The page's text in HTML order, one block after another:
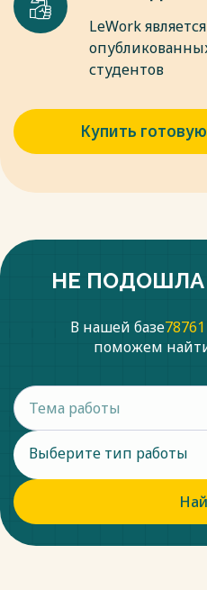
Юрайт, 2019. – 236 с.
Весь текст будет доступен
LeWork
студентов
Купить
НЕ ПОДОШЛА
В нашей базе
поможем
Выберите тип работы